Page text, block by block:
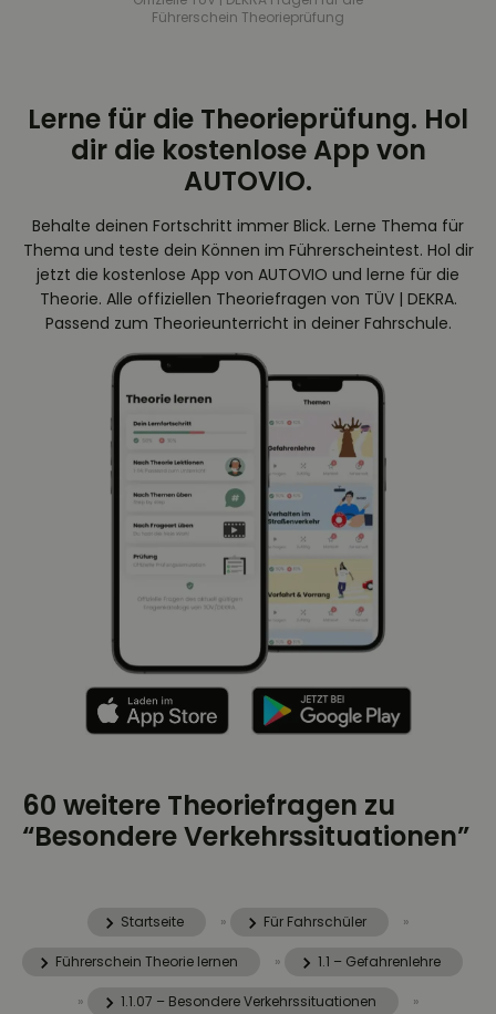
Führerschein Theorieprüfung
Lerne für die Theorieprüfung. Hol
dir die kostenlose App von
AUTOVIO.
Behalte deinen Fortschritt immer Blick. Lerne Thema für
Thema und teste dein Können im Führerscheintest. Hol dir
jetzt die kostenlose App von AUTOVIO und lerne für die
Theorie. Alle offiziellen Theoriefragen von TÜV | DEKRA.
Passend zum Theorieunterricht in deiner Fahrschule.
60 weitere Theoriefragen zu
“Besondere Verkehrssituationen”
Startseite » Für Fahrschüler »
Führerschein Theorie lernen » 1.1 – Gefahrenlehre
» 1.1.07 – Besondere Verkehrssituationen »